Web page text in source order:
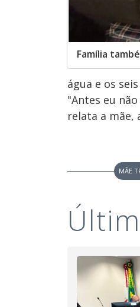
Família
água e os
"Antes eu
relata a mãe,
MÃE